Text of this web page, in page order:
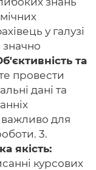
у галузі
значно
та
провести
дані та
для
3.
якість:
курсових